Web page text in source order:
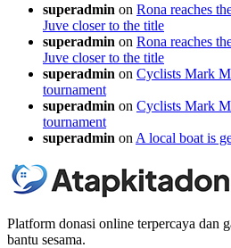
superadmin on Rona reaches
Juve closer to the title
superadmin on Rona reaches
Juve closer to the title
superadmin on Cyclists Mark
tournament
superadmin on Cyclists Mark
tournament
superadmin on A local boat is
Platform donasi online terpercaya dan
bantu sesama.